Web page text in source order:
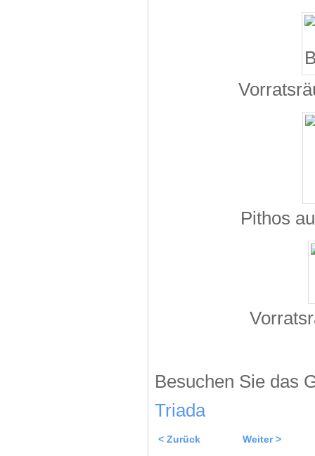
Pithos
Besuchen Sie das
Triada
< Zurück Weiter >